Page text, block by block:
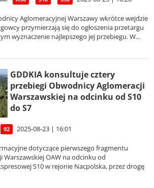
Aglomeracyjnej Warszawy wkrótce wejdzie
przymierzają się do ogłoszenia przetargu
wyznaczenie najlepszego jej przebiegu. W...
GDDKIA konsultuje cztery
przebiegi Obwodnicy Aglomeracji
Warszawskiej na odcinku od S10
do S7
92 2025-08-23 | 16:01
dotyczące pierwszego fragmentu
OAW na odcinku od
S10 w rejonie Nacpolska, przez drogę